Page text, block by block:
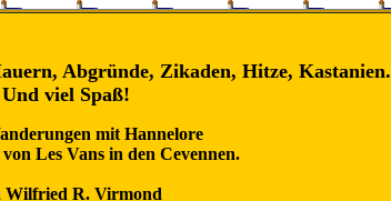
Abgründe, Zikaden, Hitze, Kastanien.
Und viel Spaß!
mit Hannelore
Les Vans in den Cevennen.
Wilfried R. Virmond